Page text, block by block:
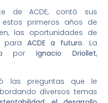
de ACDE, contó sus
primeros años de
las oportunidades de
para ACDE a futuro. La
por Ignacio Driollet,
las preguntas que le
diversos temas